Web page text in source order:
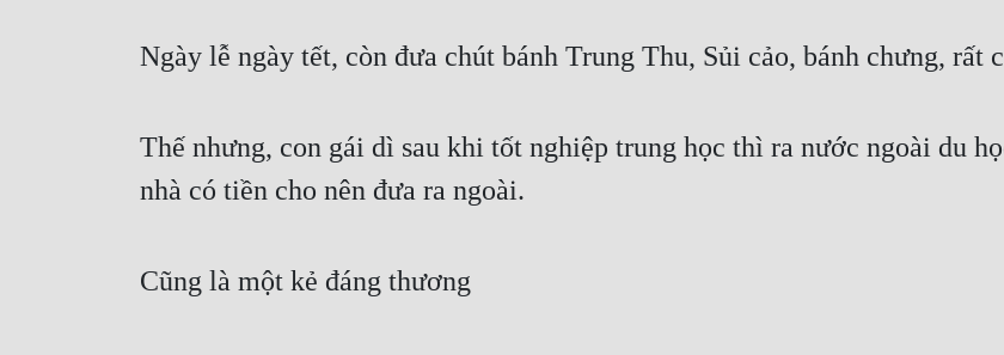
Ngày lễ ngày tết, còn đưa chút bánh Trung Thu, Sủi cảo, bánh chưng, rất
Thế nhưng, con gái dì sau khi tốt nghiệp trung học thì ra nước ngoài du
nhà có tiền cho nên đưa ra ngoài.
Cũng là một kẻ đáng thương